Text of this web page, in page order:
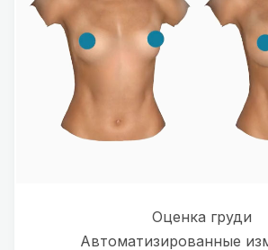
Оценка груди
Автоматизированные